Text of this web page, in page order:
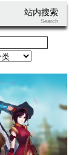
站内搜索
Search